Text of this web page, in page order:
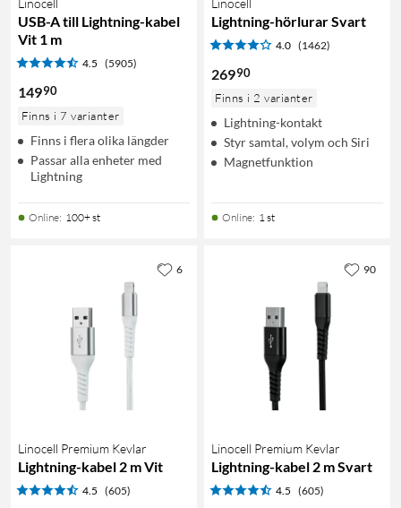
Linocell
USB-A till Lightning-kabel
Vit 1 m
4.5 (5905)
14990
Finns i 7 varianter
Finns i flera olika längder
Passar alla enheter med
Lightning
Online: 100+ st
Linocell
Lightning-hörlurar Svart
4.0 (1462)
26990
Finns i 2 varianter
Lightning-kontakt
Styr samtal, volym och Siri
Magnetfunktion
Online: 1 st
Linocell Premium Kevlar
Lightning-kabel 2 m Vit
4.5 (605)
6
Linocell Premium Kevlar
Lightning-kabel 2 m Svart
4.5 (605)
90